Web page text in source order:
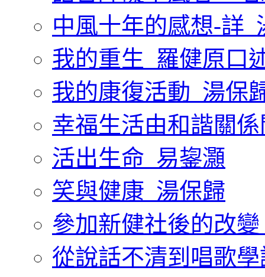
中風十年的感想-詳_
我的重生_羅健原口
我的康復活動_湯保
幸福生活由和諧關
活出生命_易鋆灝
笑與健康_湯保歸
參加新健社後的改
從說話不清到唱歌